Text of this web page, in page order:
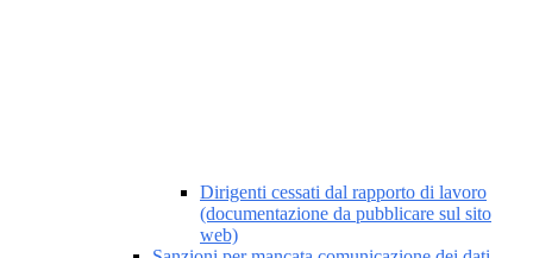
Dirigenti cessati dal rapporto di lavoro
(documentazione da pubblicare sul sito
web)